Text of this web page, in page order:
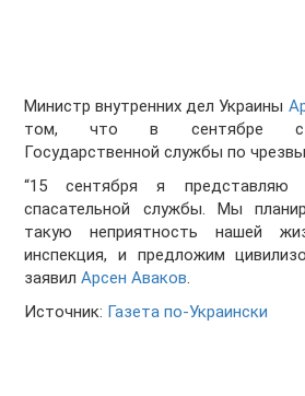
Министр внутренних дел Украины
том, что в сентябре
Государственной службы по
“15 сентября я представляю
спасательной службы. Мы
такую неприятность нашей
инспекция, и предложим
заявилАрсен Аваков.
Источник: Газета по-Украински